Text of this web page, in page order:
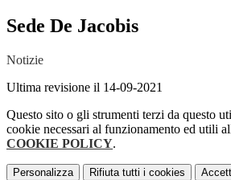
Sede De Jacobis
Notizie
Ultima revisione il 14-09-2021
Questo sito o gli strumenti terzi da questo
cookie necessari al funzionamento ed utili
COOKIE POLICY.
Personalizza Rifiuta tutti i cookies